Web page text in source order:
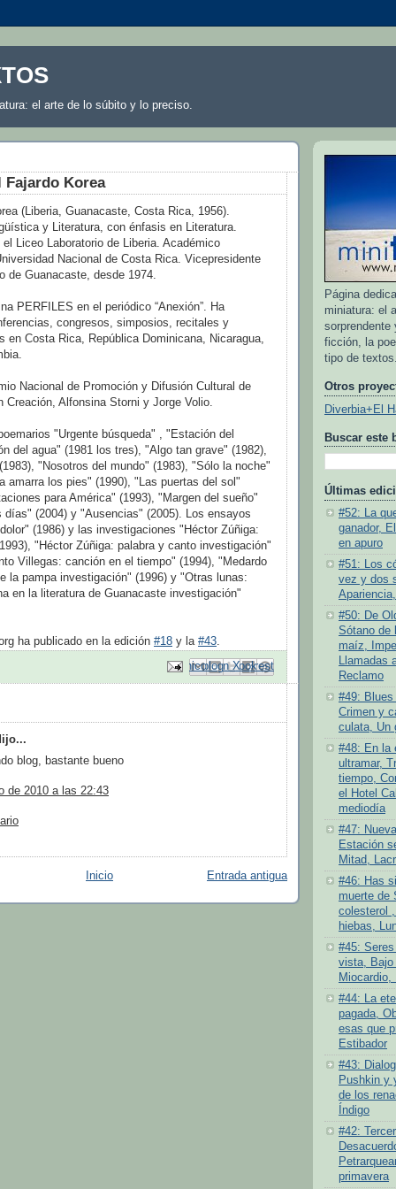
el arte de lo súbito y lo preciso.
Fajardo Korea
(Liberia, Guanacaste, Costa Rica, 1956).
y Literatura, con énfasis en Literatura.
Liceo Laboratorio de Liberia. Académico
Nacional de Costa Rica. Vicepresidente
de Guanacaste, desde 1974.
PERFILES en el periódico “Anexión”. Ha
congresos, simposios, recitales y
en Costa Rica, República Dominicana, Nicaragua,
Nacional de Promoción y Difusión Cultural de
Creación, Alfonsina Storni y Jorge Volio.
"Urgente búsqueda" , "Estación del
del agua" (1981 los tres), "Algo tan grave" (1982),
"Nosotros del mundo" (1983), "Sólo la noche"
amarra los pies" (1990), "Las puertas del sol"
para América" (1993), "Margen del sueño"
días" (2004) y "Ausencias" (2005). Los ensayos
(1986) y las investigaciones "Héctor Zúñiga:
"Héctor Zúñiga: palabra y canto investigación"
Villegas: canción en el tiempo" (1994), "Medardo
la pampa investigación" (1996) y "Otras lunas:
en la literatura de Guanacaste investigación"
ha publicado en la edición #18 y la #43
Enviar por correo electrónico
Escribe un blog
Compartir en X
Compartir con Facebook
Compartir en Pinterest
blog, bastante bueno
de 2010 a las 22:43
Entrada antigua
Inicio
Página
miniatura: el
sorprendente
ficción, la
tipo de
Otros
Diverbia+El
Buscar este
Últimas
#52: La
ganador,
en apuro
#51: Los
vez y dos
#50: De
Sótano de
maíz,
Llamadas
Reclamo
#49:
Crimen y
culata, Un
#48: En la
ultramar,
tiempo,
el Hotel
mediodía
#47:
Estación
Mitad,
#46: Has
muerte de
colesterol
hiebas,
#45:
vista, Bajo
#44: La
pagada,
esas que
Estibador
#43:
Pushkin y
de los
Índigo
#42:
primavera